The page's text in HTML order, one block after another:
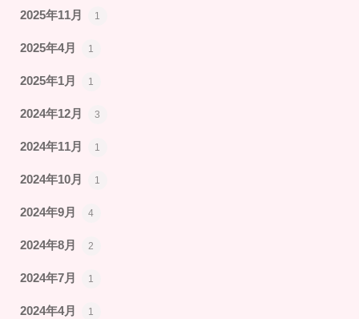
2025年11月 1
2025年4月 1
2025年1月 1
2024年12月 3
2024年11月 1
2024年10月 1
2024年9月 4
2024年8月 2
2024年7月 1
2024年4月 1